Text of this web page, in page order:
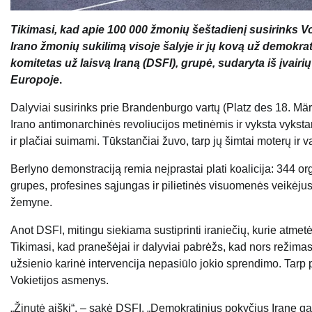
Tikimasi, kad apie 100 000 žmonių šeštadienį susirinks
Irano žmonių sukilimą visoje šalyje ir jų kovą už
komitetas už laisvą Iraną (DSFI), grupė, sudaryta iš
Europoje.
Dalyviai susirinks prie Brandenburgo vartų (Platz des 18.
Irano antimonarchinės revoliucijos metinėmis ir vyksta
ir plačiai suimami. Tūkstančiai žuvo, tarp jų šimtai moterų ir
Berlyno demonstraciją remia neįprastai plati koalicija: 344
grupes, profesines sąjungas ir pilietinės visuomenės
žemyne.
Anot DSFI, mitingu siekiama sustiprinti iraniečių, kurie
Tikimasi, kad pranešėjai ir dalyviai pabrėžs, kad nors
užsienio karinė intervencija nepasiūlo jokio sprendimo.
Vokietijos asmenys.
„Žinutė aiški“, – sakė DSFI. „Demokratinius pokyčius Irane